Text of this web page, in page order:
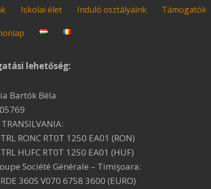
Iskolai élet Induló osztályaink Támogatók
lehetőség:
Bartók Béla
RONC RT0T 1250 EA01 (RON)
HUFC RT0T 1250 EA01 (HUF)
Société Générale – Timişoara:
360S V070 6758 3600 (EURO)